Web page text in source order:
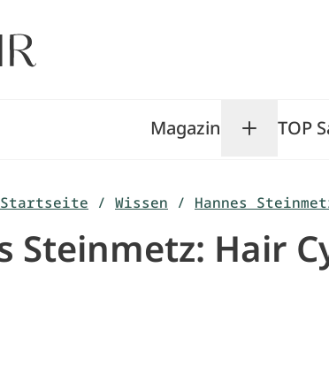
Magazin Toggle
TOP
Startseite / Wissen / Hannes
Steinmetz: Hair